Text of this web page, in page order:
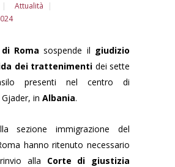
Attualità
Roma sospende il giudizio
dei trattenimenti dei sette
presenti nel centro di
in Albania.
sezione immigrazione del
hanno ritenuto necessario
alla Corte di giustizia